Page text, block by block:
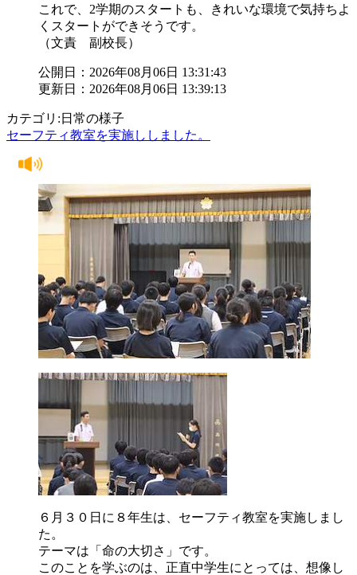
これで、2学期のスタートも、きれいな環境で気持ちよ
くスタートができそうです。
（文責 副校長）
公開日：2026年08月06日 13:31:43
更新日：2026年08月06日 13:39:13
カテゴリ:日常の様子
セーフティ教室を実施ししました。
６月３０日に８年生は、セーフティ教室を実施しまし
た。
テーマは「命の大切さ」です。
このことを学ぶのは、正直中学生にとっては、想像し